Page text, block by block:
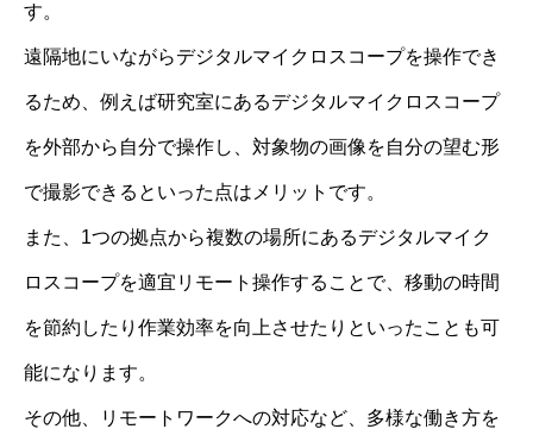
す。
遠隔地にいながらデジタルマイクロスコープを操作でき
るため、例えば研究室にあるデジタルマイクロスコープ
を外部から自分で操作し、対象物の画像を自分の望む形
で撮影できるといった点はメリットです。
また、1つの拠点から複数の場所にあるデジタルマイク
ロスコープを適宜リモート操作することで、移動の時間
を節約したり作業効率を向上させたりといったことも可
能になります。
その他、リモートワークへの対応など、多様な働き方を